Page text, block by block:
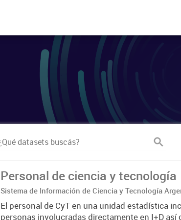
Personal de ciencia y tecnología
Sistema de Información de Ciencia y Tecnología
El personal de CyT en una unidad estadística
personas involucradas directamente en I+D así